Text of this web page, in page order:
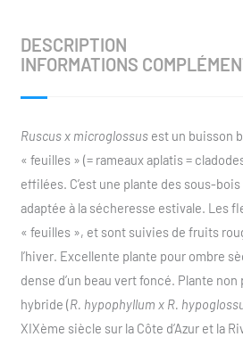
DESCRIPTION
INFORMATIONS
Ruscus x microglossusest un buisson
« feuilles » (= rameaux aplatis =
effilées. C’est une plante des sous-
adaptée à la sécheresse estivale. Les
« feuilles », et sont suivies de fruits
l’hiver. Excellente plante pour ombre
dense d’un beau vert foncé. Plante
hybride (R. hypophyllum x R.
XIXème siècle sur la Côte d’Azur et la